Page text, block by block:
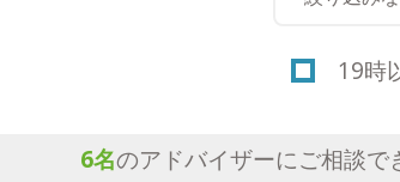
19時
6名のアドバイザーにご相談で